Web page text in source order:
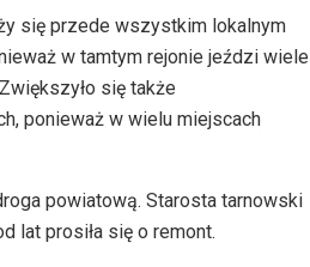
się przede wszystkim lokalnym
w tamtym rejonie jeździ wiele
się także
ponieważ w wielu miejscach
powiatową. Starosta tarnowski
lat prosiła się o remont.